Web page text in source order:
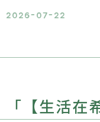
2026-07-22
「【生活在